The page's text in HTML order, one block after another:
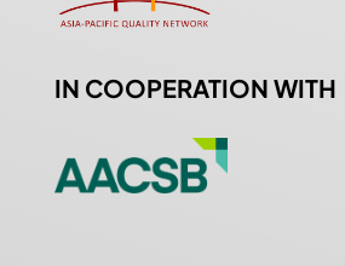
IN COOPERATION WITH